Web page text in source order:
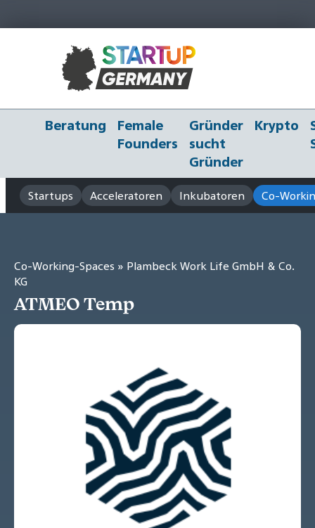
Beratung
Female
Founders
Gründer
sucht
Gründer
Krypto
Startups Acceleratoren Inkubatoren Co-
Co-Working-Spaces » Plambeck Work Life GmbH & Co.
KG
ATMEO Temp